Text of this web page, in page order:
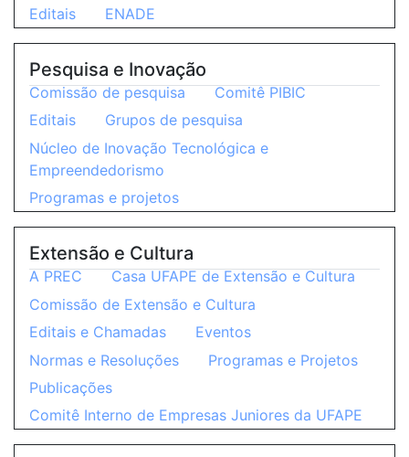
Editais
ENADE
Pesquisa e Inovação
Comissão de pesquisa
Comitê PIBIC
Editais
Grupos de pesquisa
Núcleo de Inovação Tecnológica e
Empreendedorismo
Programas e projetos
Extensão e Cultura
A PREC
Casa UFAPE de Extensão e Cultura
Comissão de Extensão e Cultura
Editais e Chamadas
Eventos
Normas e Resoluções
Programas e Projetos
Publicações
Comitê Interno de Empresas Juniores da UFAPE